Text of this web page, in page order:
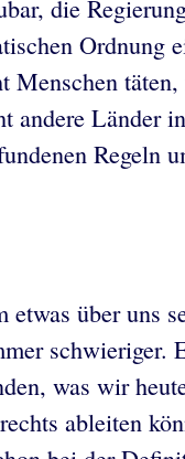
die
Ordnung
Länder
Regeln
über uns
schwieriger.
was wir
ableiten